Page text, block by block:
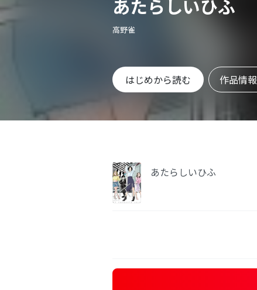
あたらしいひふ
高野雀
はじめから読む 作品情報
あたらしいひふ